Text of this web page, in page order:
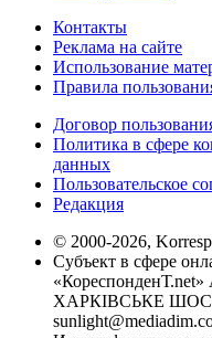
Контакты
Реклама на сайте
Использование
Правила
Договор
Политика в сфере
данных
Пользовательское
Редакция
© 2000-2026,
Субъект в сфере
«КореспонденТ.net»
ХАРКІВСЬКЕ ШОСЕ,